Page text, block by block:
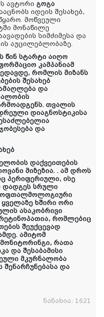
ავტორი გოგა
იდეის შესახებ,
მოწვეული
მონაწილე
სიმძიმესა და
აუცილებლობაზე.
წინ სტარტი აიღო
კამპანიამ
, რომლის მიზანს
შესახებ
და
თვალის
დიაგნოსტიკისა
და
დაქვეითების
მიზეზია. . ამ დროს
პერიფერიული, ისე
დადგეს სრული
ოფთალმოლოგიური
ყველაზე ხშირი ორი
ასაკობრივი
ნოპათია, რომლებიც
ის შეუქცევად
ე. ამიტომ
რათა
და შესაბამისი
მკურნალობა
და
ნანახია: 1621